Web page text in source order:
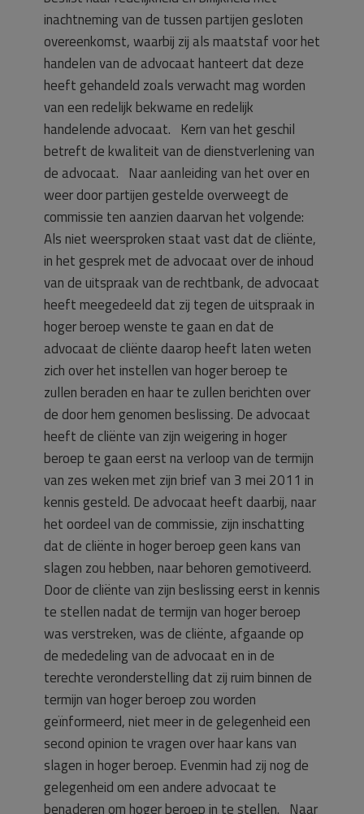
inachtneming van de tussen partijen gesloten
overeenkomst, waarbij zij als maatstaf voor het
handelen van de advocaat hanteert dat deze
heeft gehandeld zoals verwacht mag worden
van een redelijk bekwame en redelijk
handelende advocaat. Kern van het geschil
betreft de kwaliteit van de dienstverlening van
de advocaat. Naar aanleiding van het over en
weer door partijen gestelde overweegt de
commissie ten aanzien daarvan het volgende:
Als niet weersproken staat vast dat de cliënte,
in het gesprek met de advocaat over de inhoud
van de uitspraak van de rechtbank, de advocaat
heeft meegedeeld dat zij tegen de uitspraak in
hoger beroep wenste te gaan en dat de
advocaat de cliënte daarop heeft laten weten
zich over het instellen van hoger beroep te
zullen beraden en haar te zullen berichten over
de door hem genomen beslissing. De advocaat
heeft de cliënte van zijn weigering in hoger
beroep te gaan eerst na verloop van de termijn
van zes weken met zijn brief van 3 mei 2011 in
kennis gesteld. De advocaat heeft daarbij, naar
het oordeel van de commissie, zijn inschatting
dat de cliënte in hoger beroep geen kans van
slagen zou hebben, naar behoren gemotiveerd.
Door de cliënte van zijn beslissing eerst in kennis
te stellen nadat de termijn van hoger beroep
was verstreken, was de cliënte, afgaande op
de mededeling van de advocaat en in de
terechte veronderstelling dat zij ruim binnen de
termijn van hoger beroep zou worden
geïnformeerd, niet meer in de gelegenheid een
second opinion te vragen over haar kans van
slagen in hoger beroep. Evenmin had zij nog de
gelegenheid om een andere advocaat te
benaderen om hoger beroep in te stellen. Naar